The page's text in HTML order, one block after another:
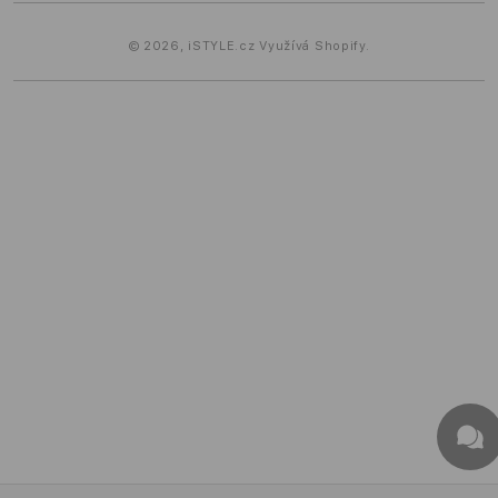
© 2026, iSTYLE.cz Využívá Shopify.